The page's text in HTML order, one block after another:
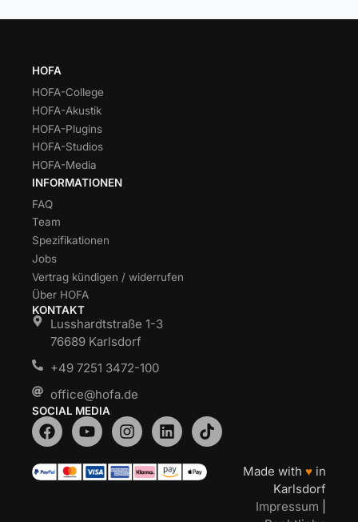
HOFA
HOFA-College
HOFA-Akustik
HOFA-Plugins
HOFA-Studios
HOFA-Media
INFORMATIONEN
FAQ
Team
Spezifikationen
Jobs
Vertrag kündigen / widerrufen
Über HOFA
KONTAKT
Lusshardtstraße 1-3
76689 Karlsdorf
+49 7251 3472-100
office@hofa.de
SOCIAL MEDIA
Made with ♥ in
Karlsdorf
Impressum